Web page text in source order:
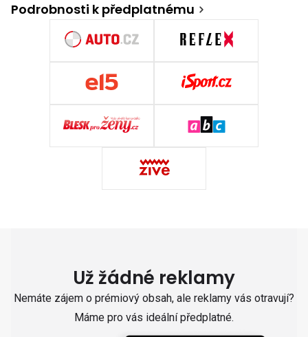
Podrobnosti k předplatnému
Už žádné reklamy
Nemáte zájem o prémiový obsah, ale reklamy vás otravují?
Máme pro vás ideální předplatné.